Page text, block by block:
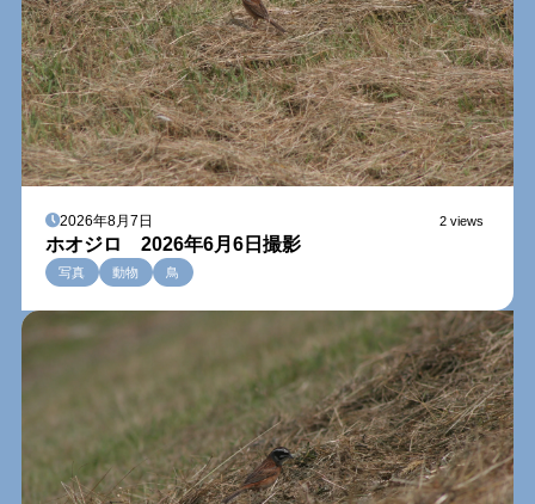
2026年8月7日 2 views
ホオジロ 2026年6月6日撮影
写真 動物 鳥